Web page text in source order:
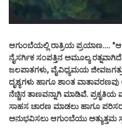
ಆಗುಂಬೆಯಲ್ಲಿ ರಾತ್ರಿಯ ಪ್ರಯಾಣ....
ನೈಸರ್ಗಿಕ ಸಂಪತ್ತಿನ ಅಮೂಲ್ಯ
ಜಲಪಾತಗಳು, ವೈವಿಧ್ಯಮಯ
ದೃಶ್ಯಗಳು ಹಾಗೂ ಶಾಂತ
ನೆಚ್ಚಿನ ತಾಣವನ್ನಾಗಿ ಮಾಡಿವೆ.
ಸಾಹಸ ಚಾರಣ ಮಾಡಲು ಹಾಗೂ
ಅನುಭವಿಸಲು ಆಗುಂಬೆಯು ಅತ್ಯುತ್ತಮ